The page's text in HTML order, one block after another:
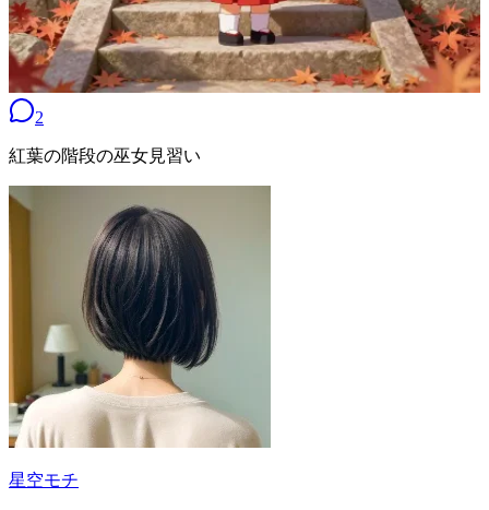
2
紅葉の階段の巫女見習い
星空モチ